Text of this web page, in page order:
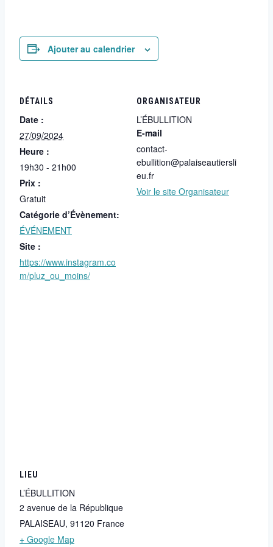
Ajouter au calendrier
DÉTAILS
Date :
27/09/2024
Heure :
19h30 - 21h00
Prix :
Gratuit
Catégorie d’Évènement:
ÉVÉNEMENT
Site :
https://www.instagram.co
m/pluz_ou_moins/
ORGANISATEUR
L’ÉBULLITION
E-mail
contact-
ebullition@palaiseautiersli
eu.fr
Voir le site Organisateur
LIEU
L’ÉBULLITION
2 avenue de la République
PALAISEAU, 91120 France
+ Google Map